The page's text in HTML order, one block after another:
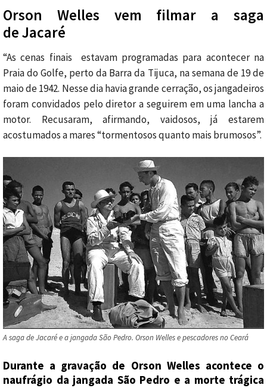
Orson Welles vem filmar a saga
de Jacaré
“As cenas finais estavam programadas para acontecer na
Praia do Golfe, perto da Barra da Tijuca, na semana de 19 de
maio de 1942. Nesse dia havia grande cerração, os jangadeiros
foram convidados pelo diretor a seguirem em uma lancha a
motor. Recusaram, afirmando, vaidosos, já estarem
acostumados a mares “tormentosos quanto mais brumosos”.
A saga de Jacaré e a jangada São Pedro. Orson Welles e pescadores no Ceará
Durante a gravação de Orson Welles acontece o
naufrágio da jangada São Pedro e a morte trágica